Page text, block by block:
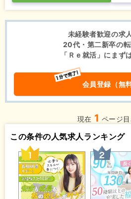
未経験者歓迎の求
20代・第二新卒の転
「Ｒｅ就活」にまず
会員登録（無料
現在 1 ページ
この条件の人気求人ランキング